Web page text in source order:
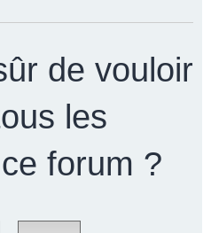
h
de vouloir
les
forum ?